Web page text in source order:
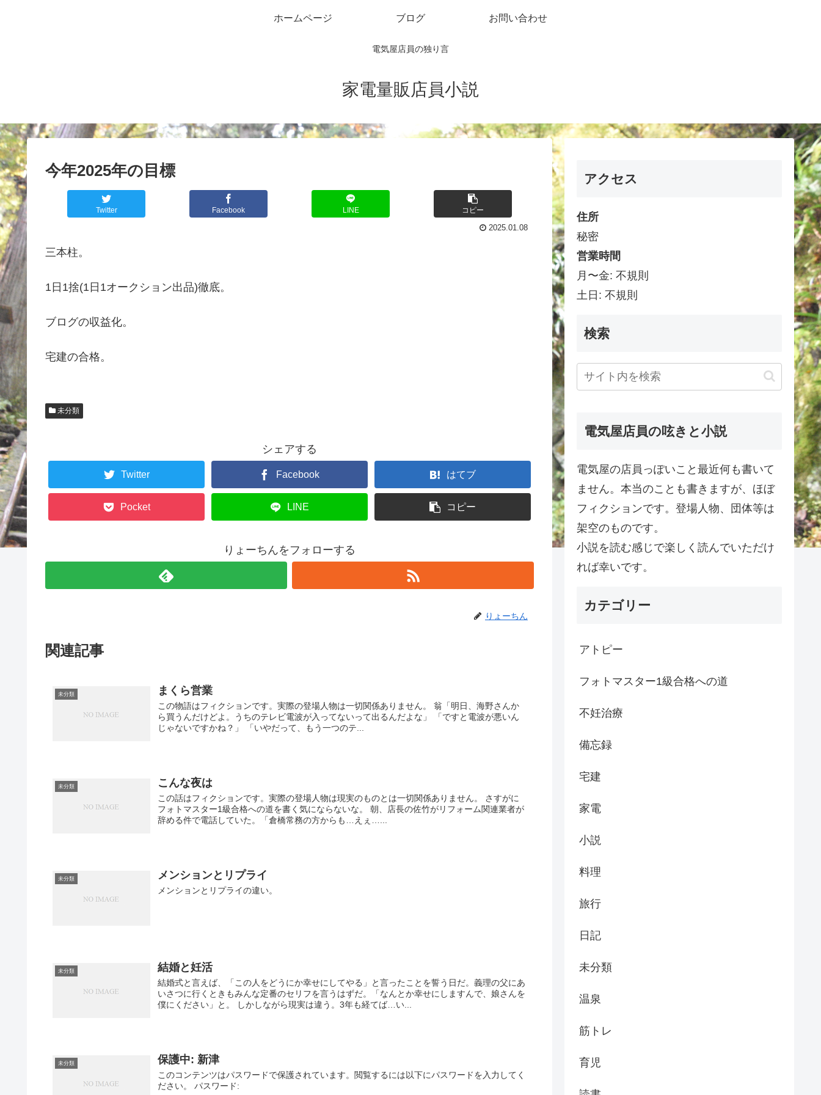
電気屋店員の独り言
家電量販店員小説
ホームページ ブログ お問い合わせ
今年2025年の目標
Twitter Facebook LINE コピー
2025.01.08
三本柱。
1日1捨(1日1オークション出品)徹底。
ブログの収益化。
宅建の合格。
未分類
シェアする
Twitter Facebook はてブ
Pocket LINE コピー
りょーちんをフォローする
りょーちん
関連記事
未分類 まくら営業
この物語はフィクションです。実際の登場人物は一切関係ありません。 翁「明日、海野さんか
ら買うんだけどよ。うちのテレビ電波が入ってないって出るんだよな」 「ですと電波が悪いん
じゃないですかね？」 「いやだって、もう一つのテ...
未分類 こんな夜は
この話はフィクションです。実際の登場人物は現実のものとは一切関係ありません。 さすがに
フォトマスター1級合格への道を書く気にならないな。 朝、店長の佐竹がリフォーム関連業者が
辞める件で電話していた。「倉橋常務の方からも…えぇ…...
未分類 メンションとリプライ
メンションとリプライの違い。
未分類 結婚と妊活
結婚式と言えば、「この人をどうにか幸せにしてやる」と言ったことを誓う日だ。義理の父にあ
いさつに行くときもみんな定番のセリフを言うはずだ。「なんとか幸せにしますんで、娘さんを
僕にください」と。 しかしながら現実は違う。3年も経てば…い...
未分類 保護中: 新津
このコンテンツはパスワードで保護されています。閲覧するには以下にパスワードを入力してく
ださい。 パスワード:
アクセス
住所
秘密
営業時間
月〜金: 不規則
土日: 不規則
検索
電気屋店員の呟きと小説
電気屋の店員っぽいこと最近何も書いて
ません。本当のことも書きますが、ほぼ
フィクションです。登場人物、団体等は
架空のものです。
小説を読む感じで楽しく読んでいただけ
れば幸いです。
カテゴリー
アトピー
フォトマスター1級合格への道
不妊治療
備忘録
宅建
家電
小説
料理
旅行
日記
未分類
温泉
筋トレ
育児